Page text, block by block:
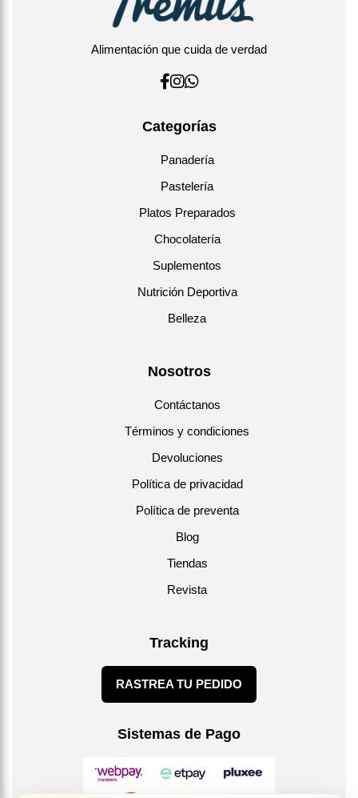
Alimentación que cuida de verdad
Categorías
Panadería
Pastelería
Platos Preparados
Chocolatería
Suplementos
Nutrición Deportiva
Belleza
Nosotros
Contáctanos
Términos y condiciones
Devoluciones
Política de privacidad
Política de preventa
Blog
Tiendas
Revista
Tracking
RASTREA TU PEDIDO
Sistemas de Pago